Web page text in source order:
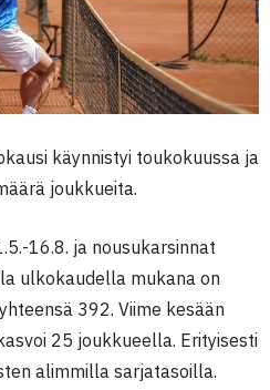
käynnistyi toukokuussa ja
joukkueita.
16.8. ja nousukarsinnat
ulkokaudella mukana on
392. Viime kesään
25 joukkueella. Erityisesti
alimmilla sarjatasoilla.